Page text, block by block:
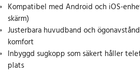
Kompatibel med Android och iOS-
skärm)
Justerbara huvudband och
komfort
Inbyggd sugkopp som säkert håller
plats